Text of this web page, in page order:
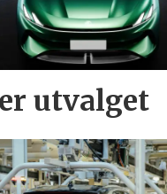
utvalget